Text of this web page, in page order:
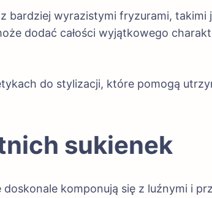
bardziej wyrazistymi fryzurami,
dodać całości wyjątkowego
do stylizacji, które pomogą
sukienek
komponują się z luźnymi i